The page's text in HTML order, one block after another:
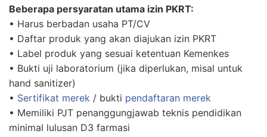
Beberapa persyaratan utama izin PKRT:
• Harus berbadan usaha PT/CV
• Daftar produk yang akan diajukan izin PKRT
• Label produk yang sesuai ketentuan Kemenkes
• Bukti uji laboratorium (jika diperlukan, misal untuk
hand sanitizer)
• Sertifikat merek / bukti pendaftaran merek
• Memiliki PJT penanggungjawab teknis pendidikan
minimal lulusan D3 farmasi